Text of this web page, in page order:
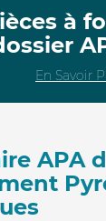
à
En Savoir
APA